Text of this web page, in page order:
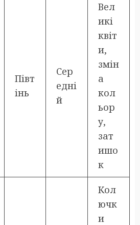
Півт
інь
Сер
едні
й
Вел
икі
квіт
и,
змін
а
кол
ьор
у,
зат
ишо
к
Кол
ючк
и